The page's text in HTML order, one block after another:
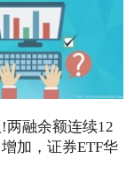
两融余额连续12
加，证券ETF华